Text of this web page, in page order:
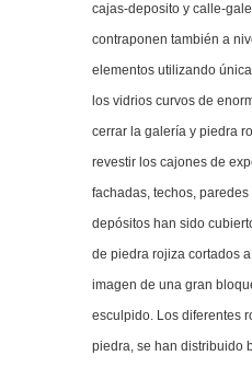
cajas-deposito y calle-
contraponen también a
elementos utilizando
los vidrios curvos de
cerrar la galería y piedra
revestir los cajones de
fachadas, techos,
depósitos han sido
de piedra rojiza cortados
imagen de una gran
esculpido. Los diferentes
piedra, se han distribuido